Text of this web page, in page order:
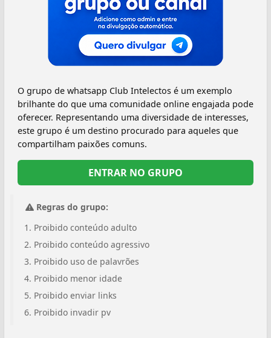
O grupo de whatsapp Club Intelectos é um exemplo
brilhante do que uma comunidade online engajada pode
oferecer. Representando uma diversidade de interesses,
este grupo é um destino procurado para aqueles que
compartilham paixões comuns.
ENTRAR NO GRUPO
Regras do grupo:
Proibido conteúdo adulto
Proibido conteúdo agressivo
Proibido uso de palavrões
Proibido menor idade
Proibido enviar links
Proibido invadir pv